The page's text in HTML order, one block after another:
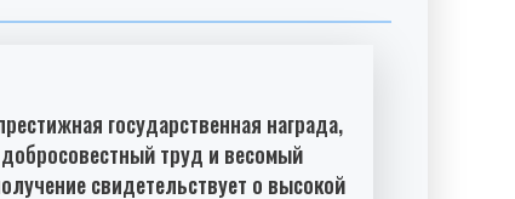
государственная награда,
труд и весомый
свидетельствует о высокой